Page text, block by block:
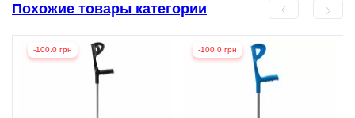
Похожие товары категории
-100.0 грн -100.0 грн